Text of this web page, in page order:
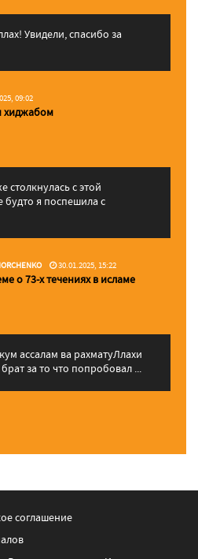
Увидели, спасибо за
09:02
хиджабом
столкнулась с этой
я поспешила с
30.01.2025, 15:22
о 73-х течениях в исламе
за то что попробовал ...
соглашение